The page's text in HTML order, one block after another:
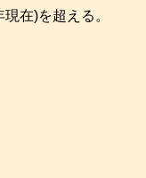
在)を超える。